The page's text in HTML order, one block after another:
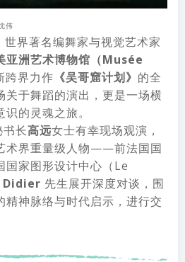
伟
界著名编舞家与视觉艺术家
亚洲艺术博物馆（Musée
跨界力作 《吴哥窟计划》 的全
关于舞蹈的演出，更是一场横
的灵魂之旅。
长高远女士有幸现场观演，
术界重量级人物——前法国国
国家图形设计中心（Le
Didier 先生展开深度对谈，围
精神脉络与时代启示，进行交